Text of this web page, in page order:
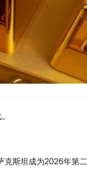
克斯坦成为2026年第二